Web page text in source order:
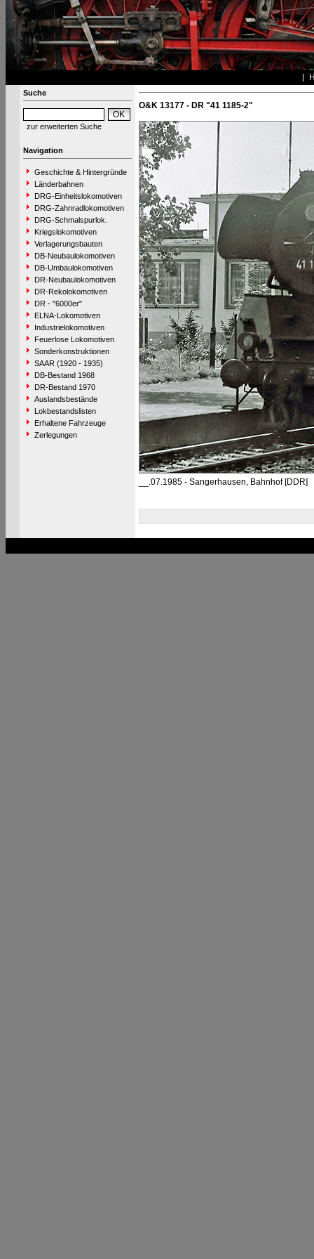
Suche
zur erweiterten Suche
Navigation
Geschichte & Hintergründe
Länderbahnen
DRG-Einheitslokomotiven
DRG-Zahnradlokomotiven
DRG-Schmalspurlok.
Kriegslokomotiven
Verlagerungsbauten
DB-Neubaulokomotiven
DB-Umbaulokomotiven
DR-Neubaulokomotiven
DR-Rekolokomotiven
DR - "6000er"
ELNA-Lokomotiven
Industrielokomotiven
Feuerlose Lokomotiven
Sonderkonstruktionen
SAAR (1920 - 1935)
DB-Bestand 1968
DR-Bestand 1970
Auslandsbestände
Lokbestandslisten
Erhaltene Fahrzeuge
Zerlegungen
O&K 13177 - DR "41 1185-2"
__.07.1985 - Sangerhausen, Bahnhof [DDR]